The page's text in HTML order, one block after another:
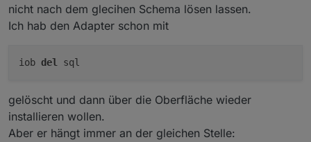
nicht nach dem glecihen Schema lösen lassen.
Ich hab den Adapter schon mit
iob del sql
gelöscht und dann über die Oberfläche wieder
installieren wollen.
Aber er hängt immer an der gleichen Stelle: